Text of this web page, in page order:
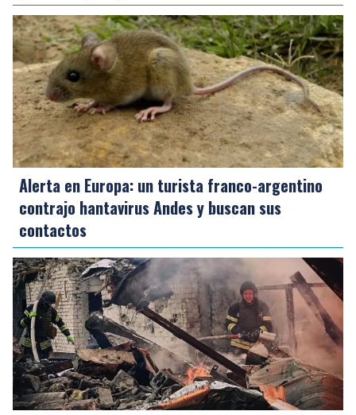
Alerta en Europa: un turista franco-argentino
contrajo hantavirus Andes y buscan sus
contactos